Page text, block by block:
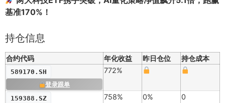
基准170%！
持仓信息
合约代码 年化收益 昨日仓位 持仓成本
589170.SH
登录跟单
772%
159388.SZ
758% 0% 0